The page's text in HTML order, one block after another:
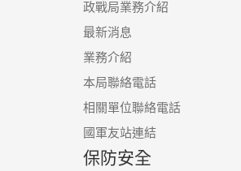
政戰局業務介紹
最新消息
業務介紹
本局聯絡電話
相關單位聯絡電話
國軍友站連結
保防安全